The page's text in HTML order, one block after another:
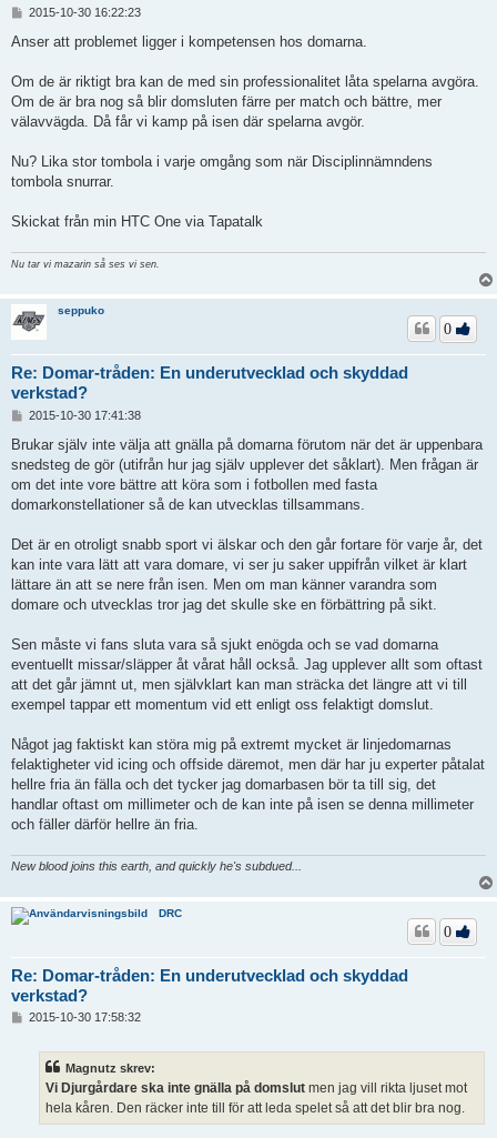
l
g
2015-10-30 16:22:23
Anser att problemet ligger i kompetensen hos domarna.
Om de är riktigt bra kan de med sin professionalitet låta spelarna avgöra.
Om de är bra nog så blir domsluten färre per match och bättre, mer
välavvägda. Då får vi kamp på isen där spelarna avgör.
Nu? Lika stor tombola i varje omgång som när Disciplinnämndens
tombola snurrar.
Skickat från min HTC One via Tapatalk
Nu tar vi mazarin så ses vi sen.
seppuko
Re: Domar-tråden: En underutvecklad och skyddad
verkstad?
0
l
g
g
2015-10-30 17:41:38
Brukar själv inte välja att gnälla på domarna förutom när det är uppenbara
snedsteg de gör (utifrån hur jag själv upplever det såklart). Men frågan är
om det inte vore bättre att köra som i fotbollen med fasta
domarkonstellationer så de kan utvecklas tillsammans.
Det är en otroligt snabb sport vi älskar och den går fortare för varje år, det
kan inte vara lätt att vara domare, vi ser ju saker uppifrån vilket är klart
lättare än att se nere från isen. Men om man känner varandra som
domare och utvecklas tror jag det skulle ske en förbättring på sikt.
Sen måste vi fans sluta vara så sjukt enögda och se vad domarna
eventuellt missar/släpper åt vårat håll också. Jag upplever allt som oftast
att det går jämnt ut, men självklart kan man sträcka det längre att vi till
exempel tappar ett momentum vid ett enligt oss felaktigt domslut.
Något jag faktiskt kan störa mig på extremt mycket är linjedomarnas
felaktigheter vid icing och offside däremot, men där har ju experter påtalat
hellre fria än fälla och det tycker jag domarbasen bör ta till sig, det
handlar oftast om millimeter och de kan inte på isen se denna millimeter
och fäller därför hellre än fria.
New blood joins this earth, and quickly he's subdued...
DRC
Re: Domar-tråden: En underutvecklad och skyddad
verkstad?
0
2015-10-30 17:58:32
Magnutz skrev:
Vi Djurgårdare ska inte gnälla på domslut men jag vill rikta ljuset mot
hela kåren. Den räcker inte till för att leda spelet så att det blir bra nog.